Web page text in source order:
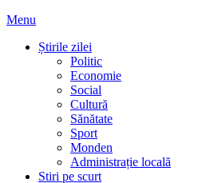
Menu
Știrile zilei
Politic
Economie
Social
Cultură
Sănătate
Sport
Monden
Administrație locală
Stiri pe scurt